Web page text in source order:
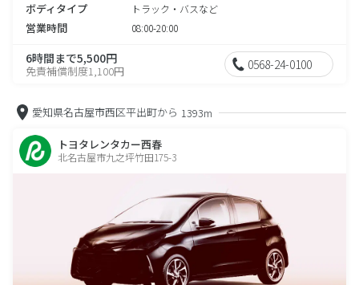
ボディタイプ トラック・バスなど
営業時間 08:00-20:00
6時間まで5,500円
免責補償制度1,100円 0568-24-0100
愛知県名古屋市西区平出町から 1393m
トヨタレンタカー西春
北名古屋市九之坪竹田175-3